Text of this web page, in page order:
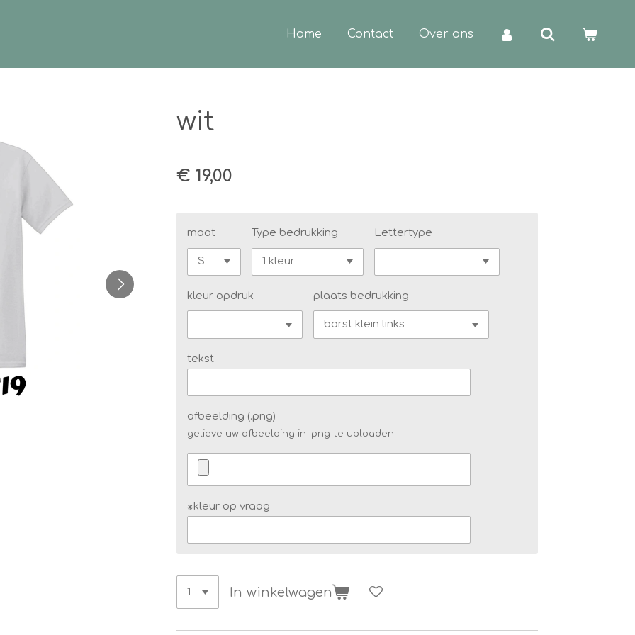
Home Contact Over ons
wit
€ 19,00
maat Type bedrukking Lettertype
kleur opdruk plaats bedrukking
tekst
afbeelding (.png)
gelieve uw afbeelding in .png te uploaden.
⁕kleur op vraag
In winkelwagen